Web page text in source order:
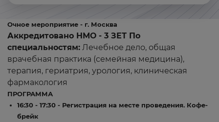
Очное мероприятие - г. Москва
Аккредитовано НМО - 3 ЗЕТ По
специальностям: Лечебное дело, общая
врачебная практика (семейная медицина),
терапия, гериатрия, урология, клиническая
фармакология
ПРОГРАММА
16:30 - 17:30 - Регистрация на месте проведения. Кофе-
брейк